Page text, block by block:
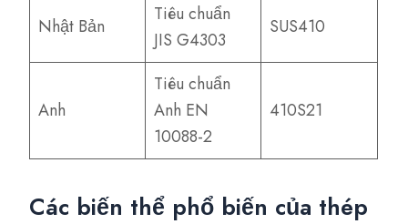
Nhật Bản
Tiêu chuẩn
JIS G4303
SUS410
Anh
Tiêu chuẩn
Anh EN
10088-2
410S21
Các biến thể phổ biến của thép